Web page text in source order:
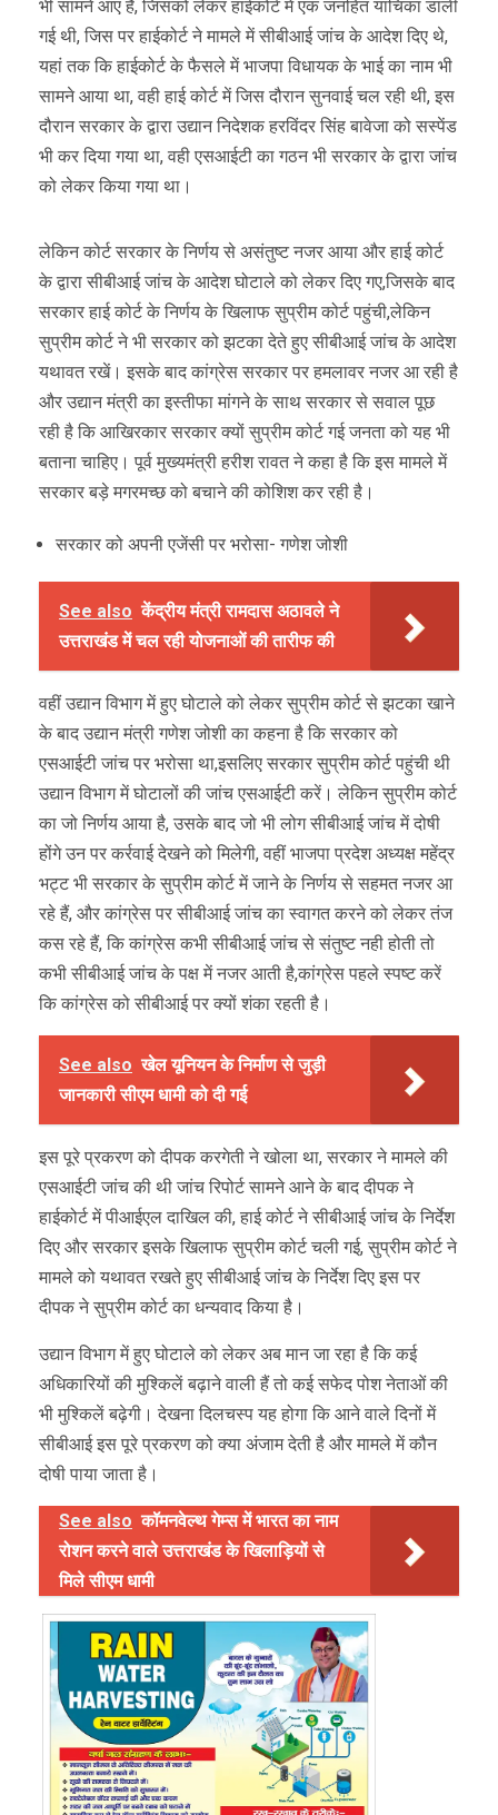
भी सामने आए हैं, जिसको लेकर हाईकोर्ट में एक जनहित याचिका डाली
गई थी, जिस पर हाईकोर्ट ने मामले में सीबीआई जांच के आदेश दिए थे,
यहां तक कि हाईकोर्ट के फैसले में भाजपा विधायक के भाई का नाम भी
सामने आया था, वही हाई कोर्ट में जिस दौरान सुनवाई चल रही थी, इस
दौरान सरकार के द्वारा उद्यान निदेशक हरविंदर सिंह बावेजा को सस्पेंड
भी कर दिया गया था, वही एसआईटी का गठन भी सरकार के द्वारा जांच
को लेकर किया गया था।
लेकिन कोर्ट सरकार के निर्णय से असंतुष्ट नजर आया और हाई कोर्ट
के द्वारा सीबीआई जांच के आदेश घोटाले को लेकर दिए गए,जिसके बाद
सरकार हाई कोर्ट के निर्णय के खिलाफ सुप्रीम कोर्ट पहुंची,लेकिन
सुप्रीम कोर्ट ने भी सरकार को झटका देते हुए सीबीआई जांच के आदेश
यथावत रखें। इसके बाद कांग्रेस सरकार पर हमलावर नजर आ रही है
और उद्यान मंत्री का इस्तीफा मांगने के साथ सरकार से सवाल पूछ
रही है कि आखिरकार सरकार क्यों सुप्रीम कोर्ट गई जनता को यह भी
बताना चाहिए। पूर्व मुख्यमंत्री हरीश रावत ने कहा है कि इस मामले में
सरकार बड़े मगरमच्छ को बचाने की कोशिश कर रही है।
सरकार को अपनी एजेंसी पर भरोसा- गणेश जोशी
See also केंद्रीय मंत्री रामदास अठावले ने
उत्तराखंड में चल रही योजनाओं की तारीफ की
वहीं उद्यान विभाग में हुए घोटाले को लेकर सुप्रीम कोर्ट से झटका खाने
के बाद उद्यान मंत्री गणेश जोशी का कहना है कि सरकार को
एसआईटी जांच पर भरोसा था,इसलिए सरकार सुप्रीम कोर्ट पहुंची थी
उद्यान विभाग में घोटालों की जांच एसआईटी करें। लेकिन सुप्रीम कोर्ट
का जो निर्णय आया है, उसके बाद जो भी लोग सीबीआई जांच में दोषी
होंगे उन पर कर्रवाई देखने को मिलेगी, वहीं भाजपा प्रदेश अध्यक्ष महेंद्र
भट्ट भी सरकार के सुप्रीम कोर्ट में जाने के निर्णय से सहमत नजर आ
रहे हैं, और कांग्रेस पर सीबीआई जांच का स्वागत करने को लेकर तंज
कस रहे हैं, कि कांग्रेस कभी सीबीआई जांच से संतुष्ट नही होती तो
कभी सीबीआई जांच के पक्ष में नजर आती है,कांग्रेस पहले स्पष्ट करें
कि कांग्रेस को सीबीआई पर क्यों शंका रहती है।
See also खेल यूनियन के निर्माण से जुड़ी
जानकारी सीएम धामी को दी गई
इस पूरे प्रकरण को दीपक करगेती ने खोला था, सरकार ने मामले की
एसआईटी जांच की थी जांच रिपोर्ट सामने आने के बाद दीपक ने
हाईकोर्ट में पीआईएल दाखिल की, हाई कोर्ट ने सीबीआई जांच के निर्देश
दिए और सरकार इसके खिलाफ सुप्रीम कोर्ट चली गई, सुप्रीम कोर्ट ने
मामले को यथावत रखते हुए सीबीआई जांच के निर्देश दिए इस पर
दीपक ने सुप्रीम कोर्ट का धन्यवाद किया है।
उद्यान विभाग में हुए घोटाले को लेकर अब मान जा रहा है कि कई
अधिकारियों की मुश्किलें बढ़ाने वाली हैं तो कई सफेद पोश नेताओं की
भी मुश्किलें बढ़ेगी। देखना दिलचस्प यह होगा कि आने वाले दिनों में
सीबीआई इस पूरे प्रकरण को क्या अंजाम देती है और मामले में कौन
दोषी पाया जाता है।
See also कॉमनवेल्थ गेम्स में भारत का नाम
रोशन करने वाले उत्तराखंड के खिलाड़ियों से
मिले सीएम धामी